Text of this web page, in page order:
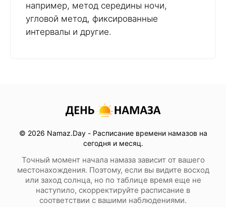
например, метод середины ночи,
угловой метод, фиксированные
интервалы и другие.
© 2026 Namaz.Day - Расписание времени намазов на
сегодня и месяц.
Точный момент начала намаза зависит от вашего
местонахождения. Поэтому, если вы видите восход
или заход солнца, но по таблице время еще не
наступило, скорректируйте расписание в
соответствии с вашими наблюдениями.